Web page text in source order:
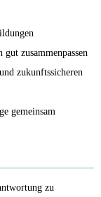
zusammenpassen
zukunftssicheren
gemeinsam
zu